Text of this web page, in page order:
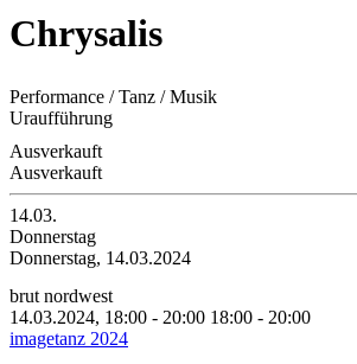
Chrysalis
Performance / Tanz / Musik
Uraufführung
Ausverkauft
Ausverkauft
14.03.
Donnerstag
Donnerstag, 14.03.2024
brut nordwest
14.03.2024, 18:00 - 20:00 18:00 - 20:00
imagetanz 2024